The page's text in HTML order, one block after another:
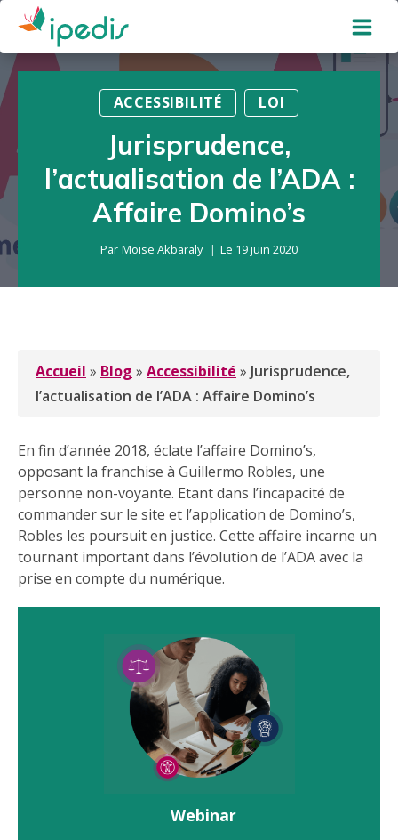
Aller
contenu
ACCESSIBILITÉ LOI
Jurisprudence,
l’actualisation de l’ADA :
Affaire Domino’s
Par Moïse Akbaraly Le 19 juin 2020
Accueil » Blog » Accessibilité » Jurisprudence,
l’actualisation de l’ADA : Affaire Domino’s
En fin d’année 2018, éclate l’affaire Domino’s,
opposant la franchise à Guillermo Robles, une
personne non-voyante. Etant dans l’incapacité de
commander sur le site et l’application de Domino’s,
Robles les poursuit en justice. Cette affaire incarne un
tournant important dans l’évolution de l’ADA avec la
prise en compte du numérique.
Webinar